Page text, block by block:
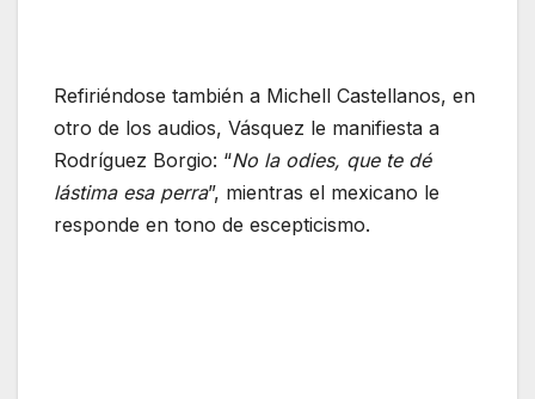
Refiriéndose también a Michell Castellanos, en
otro de los audios, Vásquez le manifiesta a
Rodríguez Borgio: “No la odies, que te dé
lástima esa perra”, mientras el mexicano le
responde en tono de escepticismo.